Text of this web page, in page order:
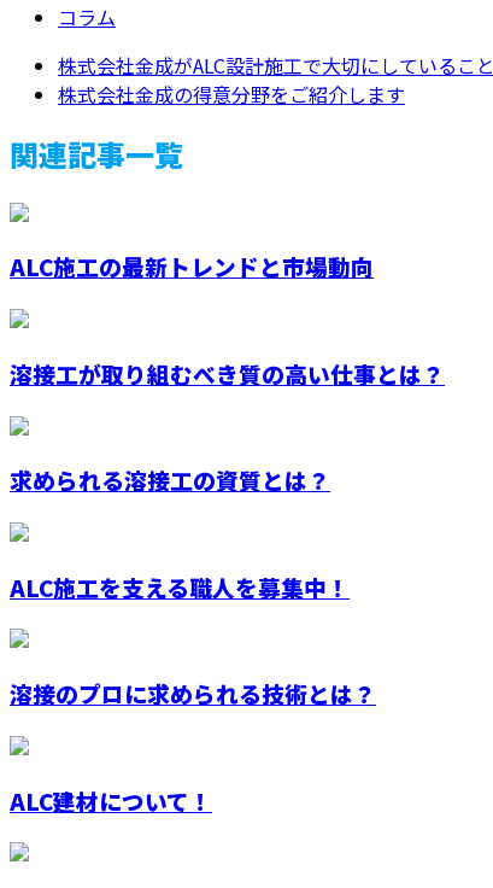
コラム
株式会社金成がALC設計施工で大切にしていること
株式会社金成の得意分野をご紹介します
関連記事一覧
ALC施工の最新トレンドと市場動向
溶接工が取り組むべき質の高い仕事とは？
求められる溶接工の資質とは？
ALC施工を支える職人を募集中！
溶接のプロに求められる技術とは？
ALC建材について！